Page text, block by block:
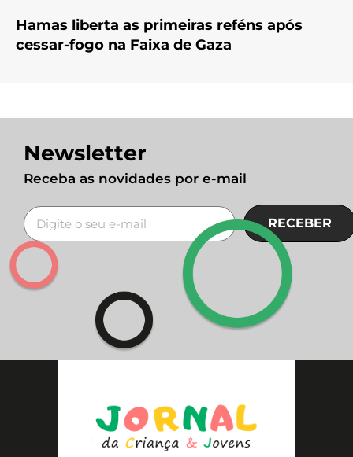
Hamas liberta as primeiras reféns após
cessar-fogo na Faixa de Gaza
Newsletter
Receba as novidades por e-mail
RECEBER